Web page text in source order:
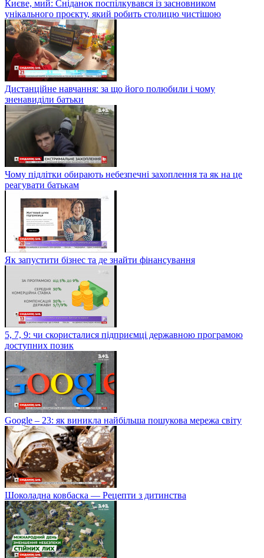
Києве, мий: Сніданок поспілкувався із засновником
унікального проєкту, який робить столицю чистішою
Дистанційне навчання: за що його полюбили і чому
зненавиділи батьки
Чому підлітки обирають небезпечні захоплення та як на це
реагувати батькам
Як запустити бізнес та де знайти фінансування
5, 7, 9: чи скористалися підприємці державною програмою
доступних позик
Google – 23: як виникла найбільша пошукова мережа світу
Шоколадна ковбаска — Рецепти з дитинства